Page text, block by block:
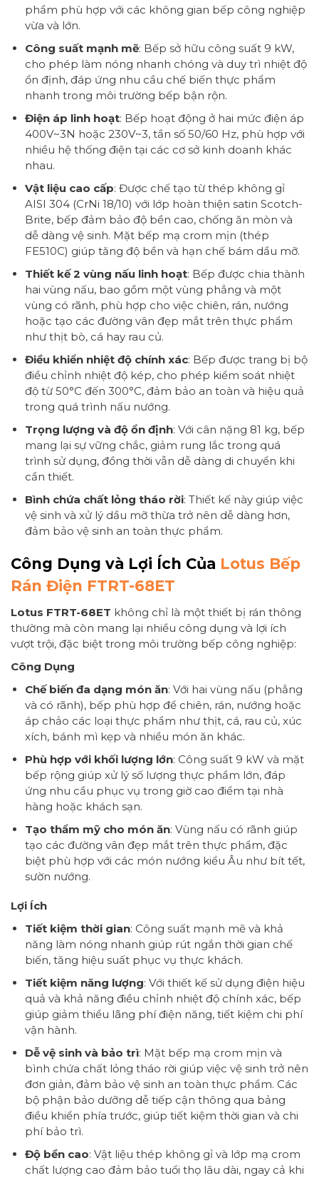
phẩm phù hợp với các không gian bếp công nghiệp
vừa và lớn.
Công suất mạnh mẽ: Bếp sở hữu công suất 9 kW,
cho phép làm nóng nhanh chóng và duy trì nhiệt độ
ổn định, đáp ứng nhu cầu chế biến thực phẩm
nhanh trong môi trường bếp bận rộn.
Điện áp linh hoạt: Bếp hoạt động ở hai mức điện áp
400V~3N hoặc 230V~3, tần số 50/60 Hz, phù hợp với
nhiều hệ thống điện tại các cơ sở kinh doanh khác
nhau.
Vật liệu cao cấp: Được chế tạo từ thép không gỉ
AISI 304 (CrNi 18/10) với lớp hoàn thiện satin Scotch-
Brite, bếp đảm bảo độ bền cao, chống ăn mòn và
dễ dàng vệ sinh. Mặt bếp mạ crom mịn (thép
FE510C) giúp tăng độ bền và hạn chế bám dầu mỡ.
Thiết kế 2 vùng nấu linh hoạt: Bếp được chia thành
hai vùng nấu, bao gồm một vùng phẳng và một
vùng có rãnh, phù hợp cho việc chiên, rán, nướng
hoặc tạo các đường vân đẹp mắt trên thực phẩm
như thịt bò, cá hay rau củ.
Điều khiển nhiệt độ chính xác: Bếp được trang bị bộ
điều chỉnh nhiệt độ kép, cho phép kiểm soát nhiệt
độ từ 50°C đến 300°C, đảm bảo an toàn và hiệu quả
trong quá trình nấu nướng.
Trọng lượng và độ ổn định: Với cân nặng 81 kg, bếp
mang lại sự vững chắc, giảm rung lắc trong quá
trình sử dụng, đồng thời vẫn dễ dàng di chuyển khi
cần thiết.
Bình chứa chất lỏng tháo rời: Thiết kế này giúp việc
vệ sinh và xử lý dầu mỡ thừa trở nên dễ dàng hơn,
đảm bảo vệ sinh an toàn thực phẩm.
Công Dụng và Lợi Ích Của Lotus Bếp
Rán Điện FTRT-68ET
Lotus FTRT-68ET không chỉ là một thiết bị rán thông
thường mà còn mang lại nhiều công dụng và lợi ích
vượt trội, đặc biệt trong môi trường bếp công nghiệp:
Công Dụng
Chế biến đa dạng món ăn: Với hai vùng nấu (phẳng
và có rãnh), bếp phù hợp để chiên, rán, nướng hoặc
áp chảo các loại thực phẩm như thịt, cá, rau củ, xúc
xích, bánh mì kẹp và nhiều món ăn khác.
Phù hợp với khối lượng lớn: Công suất 9 kW và mặt
bếp rộng giúp xử lý số lượng thực phẩm lớn, đáp
ứng nhu cầu phục vụ trong giờ cao điểm tại nhà
hàng hoặc khách sạn.
Tạo thẩm mỹ cho món ăn: Vùng nấu có rãnh giúp
tạo các đường vân đẹp mắt trên thực phẩm, đặc
biệt phù hợp với các món nướng kiểu Âu như bít tết,
sườn nướng.
Lợi Ích
Tiết kiệm thời gian: Công suất mạnh mẽ và khả
năng làm nóng nhanh giúp rút ngắn thời gian chế
biến, tăng hiệu suất phục vụ thực khách.
Tiết kiệm năng lượng: Với thiết kế sử dụng điện hiệu
quả và khả năng điều chỉnh nhiệt độ chính xác, bếp
giúp giảm thiểu lãng phí điện năng, tiết kiệm chi phí
vận hành.
Dễ vệ sinh và bảo trì: Mặt bếp mạ crom mịn và
bình chứa chất lỏng tháo rời giúp việc vệ sinh trở nên
đơn giản, đảm bảo vệ sinh an toàn thực phẩm. Các
bộ phận bảo dưỡng dễ tiếp cận thông qua bảng
điều khiển phía trước, giúp tiết kiệm thời gian và chi
phí bảo trì.
Độ bền cao: Vật liệu thép không gỉ và lớp mạ crom
chất lượng cao đảm bảo tuổi thọ lâu dài, ngay cả khi